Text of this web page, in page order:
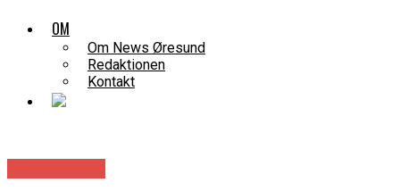
OM
Om News Øresund
Redaktionen
Kontakt